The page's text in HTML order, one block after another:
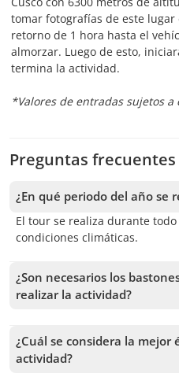
tomar fotografías de este
retorno de 1 hora hasta el
almorzar. Luego de esto,
termina la actividad.
*Valores de entradas sujetos a
Preguntas frecuentes
¿En qué periodo del año se
El tour se realiza durante
condiciones climáticas.
¿Son necesarios los
realizar la actividad?
media alta, te sugerimos
indispensables para la
¿Cuál se considera la mejor
actividad?